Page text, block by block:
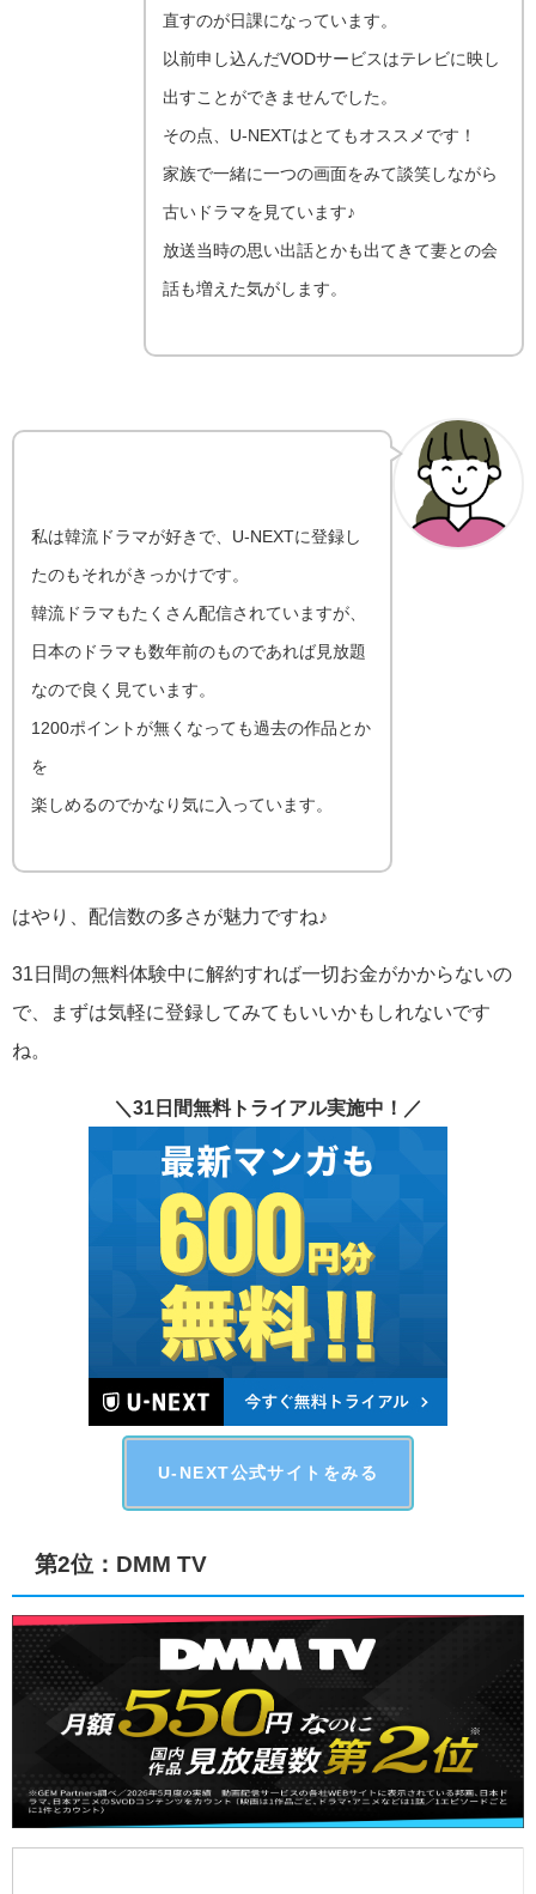
直すのが日課になっています。
以前申し込んだVODサービスはテレビに映し
出すことができませんでした。
その点、U-NEXTはとてもオススメです！
家族で一緒に一つの画面をみて談笑しながら
古いドラマを見ています♪
放送当時の思い出話とかも出てきて妻との会
話も増えた気がします。
私は韓流ドラマが好きで、U-NEXTに登録し
たのもそれがきっかけです。
韓流ドラマもたくさん配信されていますが、
日本のドラマも数年前のものであれば見放題
なので良く見ています。
1200ポイントが無くなっても過去の作品とか
を
楽しめるのでかなり気に入っています。
はやり、配信数の多さが魅力ですね♪
31日間の無料体験中に解約すれば一切お金がかからないの
で、まずは気軽に登録してみてもいいかもしれないです
ね。
＼31日間無料トライアル実施中！／
U-NEXT公式サイトをみる
第2位：DMM TV